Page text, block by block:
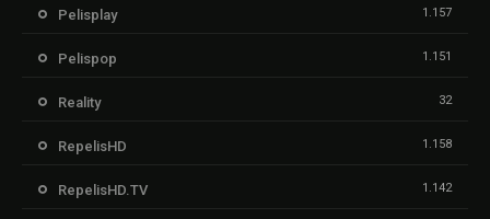
Pelisplay 1.157
Pelispop 1.151
Reality 32
RepelisHD 1.158
RepelisHD.TV 1.142